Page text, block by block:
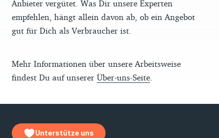
Anbieter vergütet. Was Dir unsere Experten
empfehlen, hängt allein davon ab, ob ein Angebot
gut für Dich als Verbraucher ist.
Mehr Informationen über unsere Arbeitsweise
findest Du auf unserer Über-uns-Seite
Unterstütze uns